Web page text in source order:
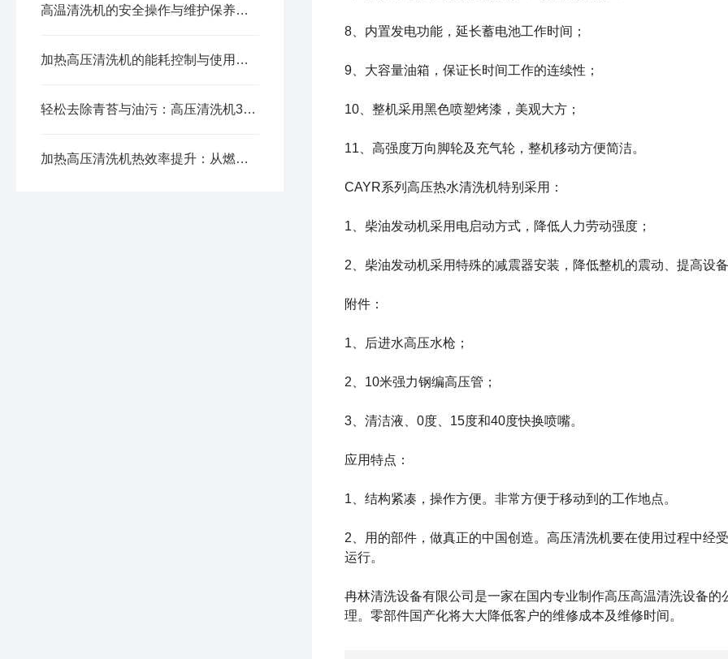
高温清洗机的安全操作与维护保养技巧
加热高压清洗机的能耗控制与使用效率提升技巧
轻松去除青苔与油污：高压清洗机3种实用喷嘴详解
加热高压清洗机热效率提升：从燃烧器设计到余热回收技术
8、内置发电功能，延长蓄电池工作时间；
9、大容量油箱，保证长时间工作的连续性；
10、整机采用黑色喷塑烤漆，美观大方；
11、高强度万向脚轮及充气轮，整机移动方便简洁。
CAYR系列高压热水清洗机特别采用：
1、柴油发动机采用电启动方式，降低人力劳动强度；
2、柴油发动机采用特殊的减震器安装，降低整机的震动、提高设
附件：
1、后进水高压水枪；
2、10米强力钢编高压管；
3、清洁液、0度、15度和40度快换喷嘴。
应用特点：
1、结构紧凑，操作方便。非常方便于移动到的工作地点。
2、用的部件，做真正的中国创造。高压清洗机要在使用过程中经
运行。
冉林清洗设备有限公司是一家在国内专业制作高压高温清洗设备
理。零部件国产化将大大降低客户的维修成本及维修时间。